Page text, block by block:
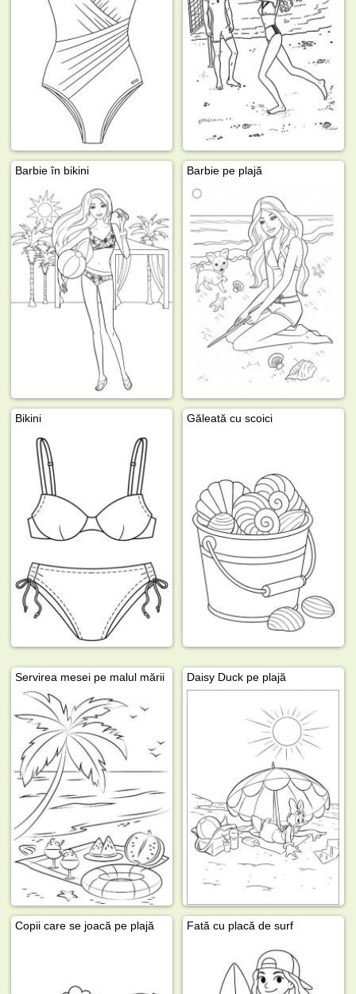
Barbie în bikini Barbie pe plajă
Bikini Găleată cu scoici
Servirea mesei pe malul mării Daisy Duck pe plajă
Copii care se joacă pe plajă Fată cu placă de surf